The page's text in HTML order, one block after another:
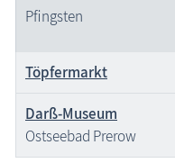
Pfingsten
Töpfermarkt
Darß-Museum
Ostseebad Prerow